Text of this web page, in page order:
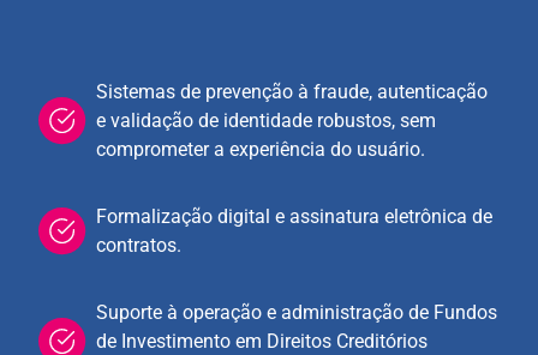
Sistemas de prevenção à fraude, autenticação
e validação de identidade robustos, sem
comprometer a experiência do usuário.
Formalização digital e assinatura eletrônica de
contratos.
Suporte à operação e administração de Fundos
de Investimento em Direitos Creditórios